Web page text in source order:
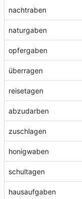
nachtraben
naturgaben
opfergaben
überragen
reisetagen
abzudarben
zuschlagen
honigwaben
schultagen
hausaufgaben